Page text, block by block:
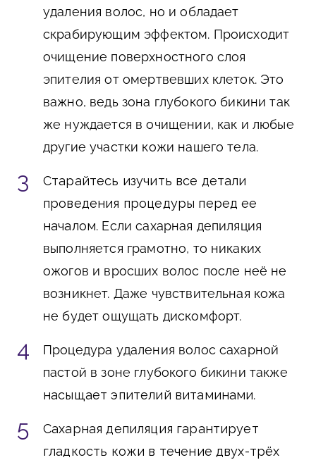
удаления волос, но и обладает
скрабирующим эффектом. Происходит
очищение поверхностного слоя
эпителия от омертвевших клеток. Это
важно, ведь зона глубокого бикини так
же нуждается в очищении, как и любые
другие участки кожи нашего тела.
Старайтесь изучить все детали
проведения процедуры перед ее
началом. Если сахарная депиляция
выполняется грамотно, то никаких
ожогов и вросших волос после неё не
возникнет. Даже чувствительная кожа
не будет ощущать дискомфорт.
Процедура удаления волос сахарной
пастой в зоне глубокого бикини также
насыщает эпителий витаминами.
Сахарная депиляция гарантирует
гладкость кожи в течение двух-трёх